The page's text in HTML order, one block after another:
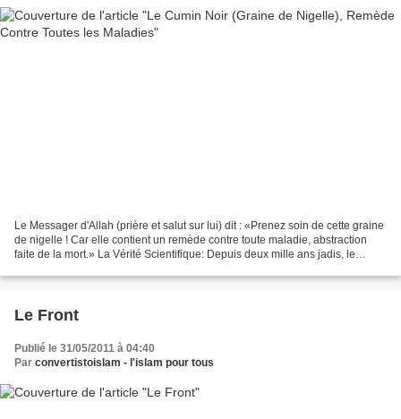
Le Messager d'Allah (prière et salut sur lui) dit : «Prenez soin de cette graine
de nigelle ! Car elle contient un remède contre toute maladie, abstraction
faite de la mort.» La Vérité Scientifique: Depuis deux mille ans jadis, le
Le Front
Publié le 31/05/2011 à 04:40
Par convertistoislam - l'islam pour tous